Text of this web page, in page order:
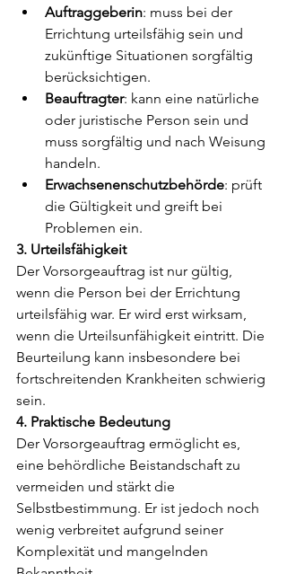
Auftraggeberin: muss bei der
Errichtung urteilsfähig sein und
zukünftige Situationen sorgfältig
berücksichtigen.
Beauftragter: kann eine natürliche
oder juristische Person sein und
muss sorgfältig und nach Weisung
handeln.
Erwachsenenschutzbehörde: prüft
die Gültigkeit und greift bei
Problemen ein.
3. Urteilsfähigkeit
Der Vorsorgeauftrag ist nur gültig,
wenn die Person bei der Errichtung
urteilsfähig war. Er wird erst wirksam,
wenn die Urteilsunfähigkeit eintritt. Die
Beurteilung kann insbesondere bei
fortschreitenden Krankheiten schwierig
sein.
4. Praktische Bedeutung
Der Vorsorgeauftrag ermöglicht es,
eine behördliche Beistandschaft zu
vermeiden und stärkt die
Selbstbestimmung. Er ist jedoch noch
wenig verbreitet aufgrund seiner
Komplexität und mangelnden